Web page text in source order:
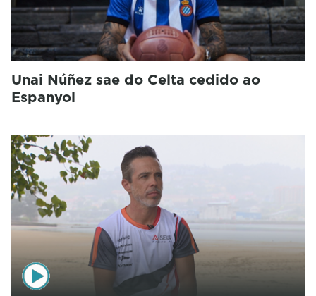
Unai Núñez sae do Celta cedido ao
Espanyol